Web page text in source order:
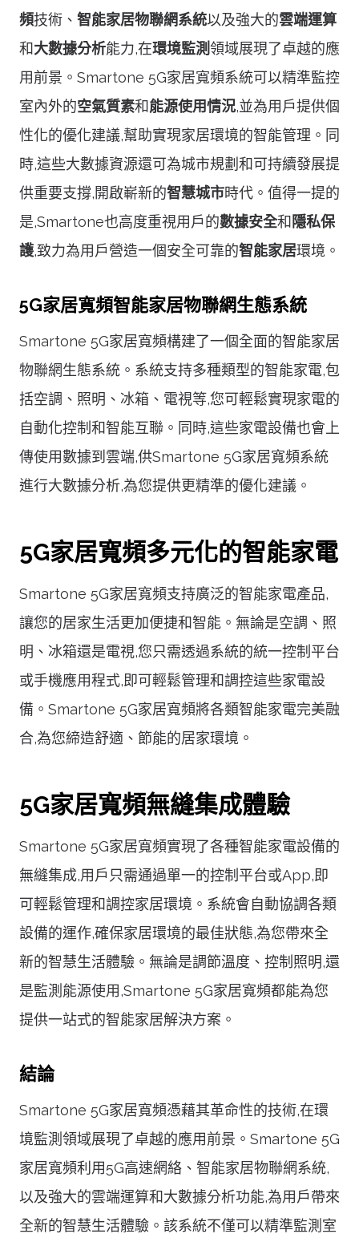
頻技術、 智能家居物聯網系統以及強大的雲端運算
和大數據分析能力,在環境監測領域展現了卓越的應
用前景。Smartone 5G家居寬頻系統可以精準監控
室內外的空氣質素和能源使用情況,並為用戶提供個
性化的優化建議,幫助實現家居環境的智能管理。同
時,這些大數據資源還可為城市規劃和可持續發展提
供重要支撐,開啟嶄新的智慧城市時代。值得一提的
是,Smartone也高度重視用戶的數據安全和隱私保
護,致力為用戶營造一個安全可靠的智能家居環境。
5G家居寬頻智能家居物聯網生態系統
Smartone 5G家居寬頻構建了一個全面的智能家居
物聯網生態系統。系統支持多種類型的智能家電,包
括空調、照明、冰箱、電視等,您可輕鬆實現家電的
自動化控制和智能互聯。同時,這些家電設備也會上
傳使用數據到雲端,供Smartone 5G家居寬頻系統
進行大數據分析,為您提供更精準的優化建議。
5G家居寬頻多元化的智能家電
Smartone 5G家居寬頻支持廣泛的智能家電產品,
讓您的居家生活更加便捷和智能。無論是空調、照
明、冰箱還是電視,您只需透過系統的統一控制平台
或手機應用程式,即可輕鬆管理和調控這些家電設
備。Smartone 5G家居寬頻將各類智能家電完美融
合,為您締造舒適、節能的居家環境。
5G家居寬頻無縫集成體驗
Smartone 5G家居寬頻實現了各種智能家電設備的
無縫集成,用戶只需通過單一的控制平台或App,即
可輕鬆管理和調控家居環境。系統會自動協調各類
設備的運作,確保家居環境的最佳狀態,為您帶來全
新的智慧生活體驗。無論是調節溫度、控制照明,還
是監測能源使用,Smartone 5G家居寬頻都能為您
提供一站式的智能家居解決方案。
結論
Smartone 5G家居寬頻憑藉其革命性的技術,在環
境監測領域展現了卓越的應用前景。Smartone 5G
家居寬頻利用5G高速網絡、智能家居物聯網系統,
以及強大的雲端運算和大數據分析功能,為用戶帶來
全新的智慧生活體驗。該系統不僅可以精準監測室